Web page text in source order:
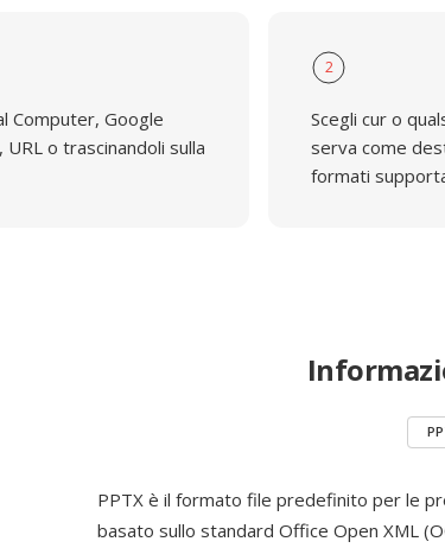
Computer, Google
o trascinandoli sulla
2
Scegli cur o
serva come
formati
PPTX è il formato file predefinito per le
basato sullo standard Office Open XML